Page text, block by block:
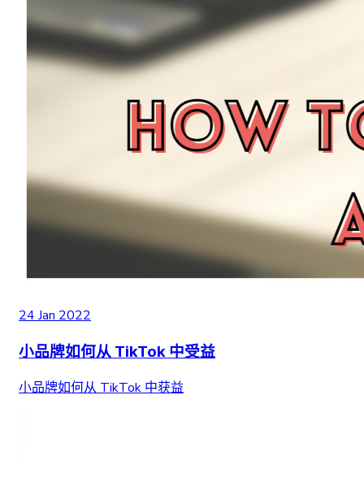
24 Jan 2022
小品牌如何从 TikTok 中受益
小品牌如何从 TikTok 中获益